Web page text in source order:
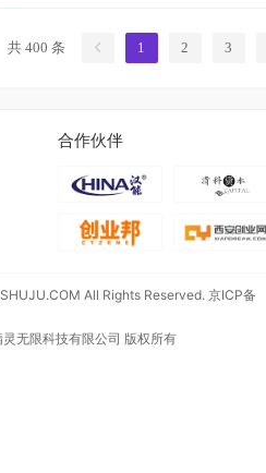
共 400 条 1 2 3
合作伙伴
All Rights Reserved.京ICP备
无限科技有限公司 版权所有